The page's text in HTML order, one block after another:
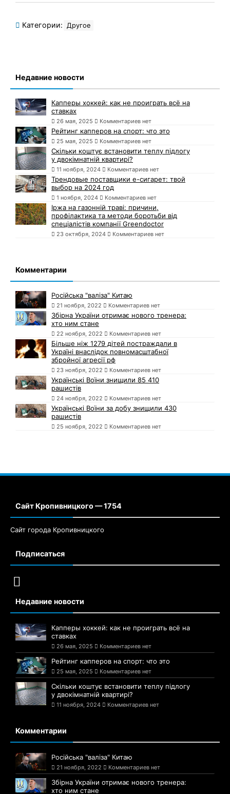
Категории: Другое
Недавние новости
Капперы хоккей: как не проиграть всё на
ставках
26 мая, 2025 Комментариев нет
Рейтинг капперов на спорт: что это
25 мая, 2025 Комментариев нет
Скільки коштує встановити теплу підлогу
у двокімнатній квартирі?
11 ноября, 2024 Комментариев нет
Трендовые поставщики e-сигарет: твой
выбор на 2024 год
1 ноября, 2024 Комментариев нет
Іржа на газонній траві: причини,
профілактика та методи боротьби від
спеціалістів компанії Greendoctor
23 октября, 2024 Комментариев нет
Комментарии
Російська "валіза" Китаю
21 ноября, 2022 Комментариев нет
Збірна України отримає нового тренера:
хто ним стане
22 ноября, 2022 Комментариев нет
Більше ніж 1279 дітей постраждали в
Україні внаслідок повномасштабної
збройної агресії рф
23 ноября, 2022 Комментариев нет
Українські Воїни знищили 85 410
рашистів
24 ноября, 2022 Комментариев нет
Українські Воїни за добу знищили 430
рашистів
25 ноября, 2022 Комментариев нет
Сайт Кропивницкого — 1754
Сайт города Кропивницкого
Подписаться
Недавние новости
Капперы хоккей: как не проиграть всё на
ставках
26 мая, 2025 Комментариев нет
Рейтинг капперов на спорт: что это
25 мая, 2025 Комментариев нет
Скільки коштує встановити теплу підлогу
у двокімнатній квартирі?
11 ноября, 2024 Комментариев нет
Комментарии
Російська "валіза" Китаю
21 ноября, 2022 Комментариев нет
Збірна України отримає нового тренера:
хто ним стане